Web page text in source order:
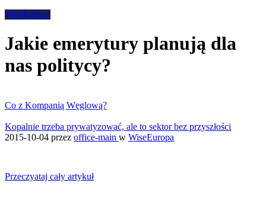
WiseEuropa
Jakie emerytury planują dla
nas politycy?
Co z Kompanią Węglową?
Kopalnie trzeba prywatyzować, ale to sektor bez przyszłości
2015-10-04 przez office-main w WiseEuropa
Przeczyataj cały artykuł